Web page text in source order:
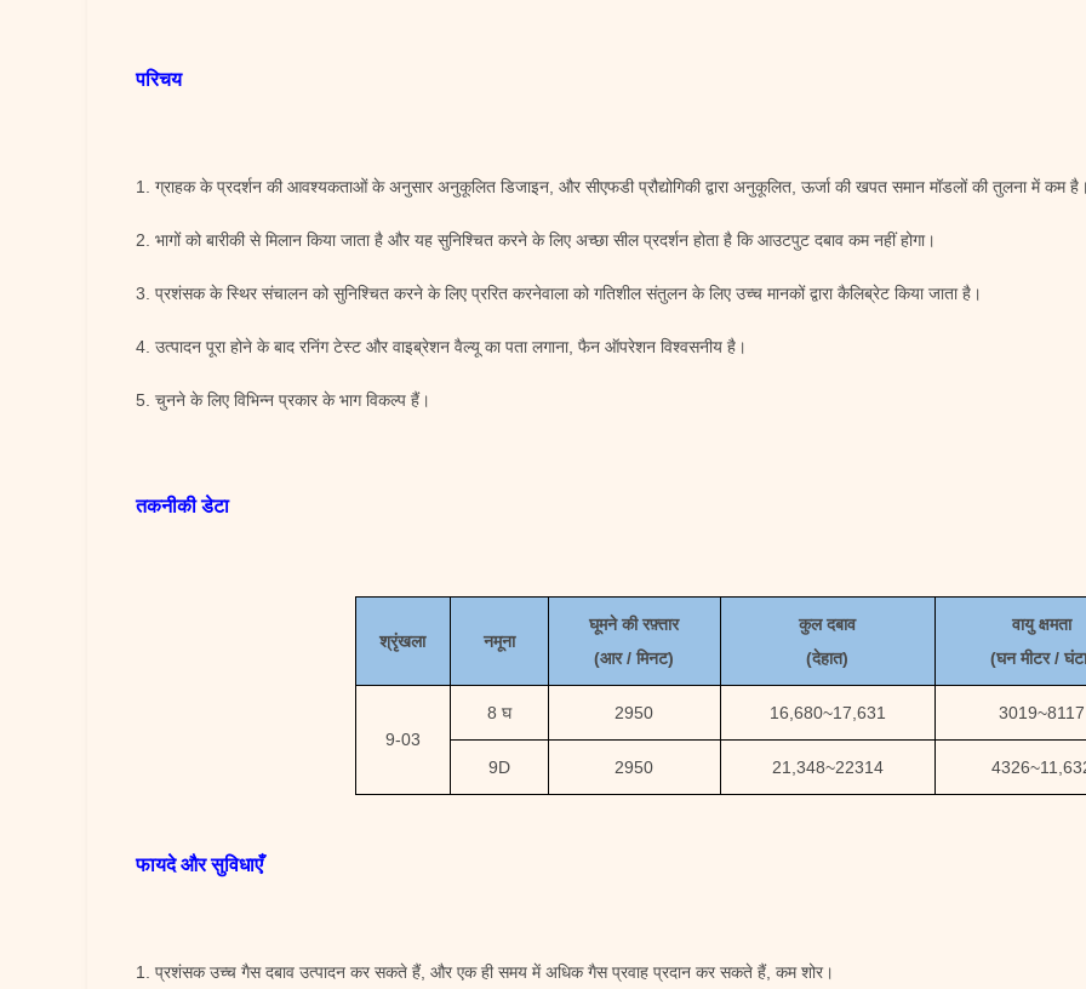
परिचय
1. ग्राहक के प्रदर्शन की आवश्यकताओं के अनुसार अनुकूलित डिजाइन, और सीएफडी प्रौद्योगिकी द्वारा अनुकूलित, ऊर्जा की खपत समान मॉडलों की तुलना में कम
2. भागों को बारीकी से मिलान किया जाता है और यह सुनिश्चित करने के लिए अच्छा सील प्रदर्शन होता है कि आउटपुट दबाव कम नहीं होगा।
3. प्रशंसक के स्थिर संचालन को सुनिश्चित करने के लिए प्ररित करनेवाला को गतिशील संतुलन के लिए उच्च मानकों द्वारा कैलिब्रेट किया जाता है।
4. उत्पादन पूरा होने के बाद रनिंग टेस्ट और वाइब्रेशन वैल्यू का पता लगाना, फैन ऑपरेशन विश्वसनीय है।
5. चुनने के लिए विभिन्न प्रकार के भाग विकल्प हैं।
तकनीकी डेटा
श्रृंखला नमूना
घूमने की रफ़्तार
(आर / मिनट)
कुल दबाव
(देहात)
वायु क्षमता
(घन मीटर / घंटा
9-03
8 घ 2950 16,680~17,631 3019~8117
9D 2950 21,348~22314 4326~
फायदे और सुविधाएँ
1. प्रशंसक उच्च गैस दबाव उत्पादन कर सकते हैं, और एक ही समय में अधिक गैस प्रवाह प्रदान कर सकते हैं, कम शोर।